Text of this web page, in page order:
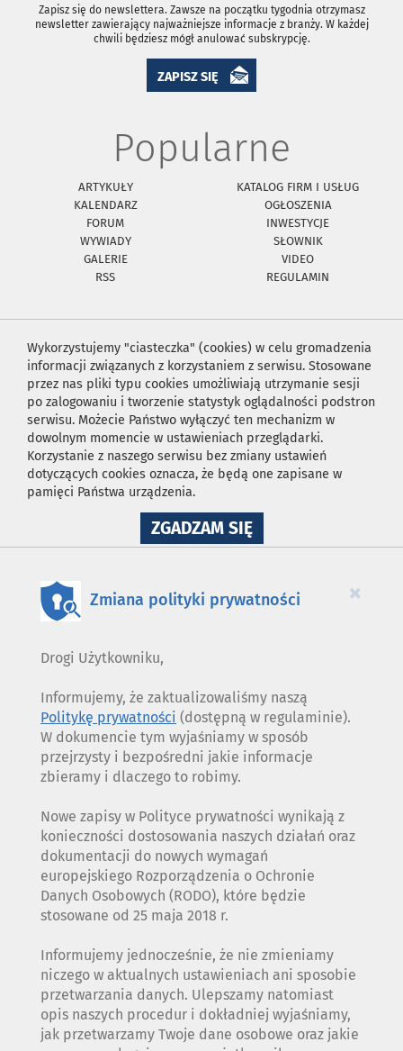
Zapisz się do newslettera. Zawsze na początku tygodnia otrzymasz
newsletter zawierający najważniejsze informacje z branży. W każdej
chwili będziesz mógł anulować subskrypcję.
ZAPISZ SIĘ
Popularne
ARTYKUŁY
KATALOG FIRM I USŁUG
KALENDARZ
OGŁOSZENIA
FORUM
INWESTYCJE
WYWIADY
SŁOWNIK
GALERIE
VIDEO
RSS
REGULAMIN
Wykorzystujemy "ciasteczka" (cookies) w celu gromadzenia
informacji związanych z korzystaniem z serwisu. Stosowane
przez nas pliki typu cookies umożliwiają utrzymanie sesji
po zalogowaniu i tworzenie statystyk oglądalności podstron
serwisu. Możecie Państwo wyłączyć ten mechanizm w
dowolnym momencie w ustawieniach przeglądarki.
Korzystanie z naszego serwisu bez zmiany ustawień
dotyczących cookies oznacza, że będą one zapisane w
pamięci Państwa urządzenia.
ZGADZAM SIĘNA
WYKORZYSTANIE
×
Zmiana polityki prywatności
Drogi Użytkowniku,
Informujemy, że zaktualizowaliśmy naszą
Politykę prywatności (dostępną w regulaminie).
W dokumencie tym wyjaśniamy w sposób
przejrzysty i bezpośredni jakie informacje
zbieramy i dlaczego to robimy.
Nowe zapisy w Polityce prywatności wynikają z
konieczności dostosowania naszych działań oraz
dokumentacji do nowych wymagań
europejskiego Rozporządzenia o Ochronie
Danych Osobowych (RODO), które będzie
stosowane od 25 maja 2018 r.
Informujemy jednocześnie, że nie zmieniamy
niczego w aktualnych ustawieniach ani sposobie
przetwarzania danych. Ulepszamy natomiast
opis naszych procedur i dokładniej wyjaśniamy,
jak przetwarzamy Twoje dane osobowe oraz jakie